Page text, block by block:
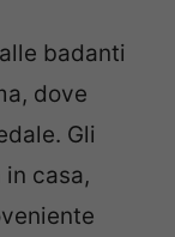
badanti
dove
Gli
casa,